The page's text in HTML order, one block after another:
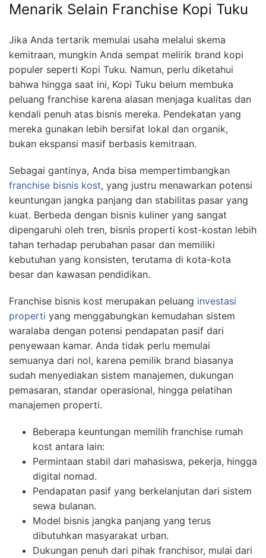
Menarik Selain Franchise Kopi Tuku
Jika Anda tertarik memulai usaha melalui skema
kemitraan, mungkin Anda sempat melirik brand kopi
populer seperti Kopi Tuku. Namun, perlu diketahui
bahwa hingga saat ini, Kopi Tuku belum membuka
peluang franchise karena alasan menjaga kualitas dan
kendali penuh atas bisnis mereka. Pendekatan yang
mereka gunakan lebih bersifat lokal dan organik,
bukan ekspansi masif berbasis kemitraan.
Sebagai gantinya, Anda bisa mempertimbangkan
franchise bisnis kost, yang justru menawarkan potensi
keuntungan jangka panjang dan stabilitas pasar yang
kuat. Berbeda dengan bisnis kuliner yang sangat
dipengaruhi oleh tren, bisnis properti kost-kostan lebih
tahan terhadap perubahan pasar dan memiliki
kebutuhan yang konsisten, terutama di kota-kota
besar dan kawasan pendidikan.
Franchise bisnis kost merupakan peluang investasi
properti yang menggabungkan kemudahan sistem
waralaba dengan potensi pendapatan pasif dari
penyewaan kamar. Anda tidak perlu memulai
semuanya dari nol, karena pemilik brand biasanya
sudah menyediakan sistem manajemen, dukungan
pemasaran, standar operasional, hingga pelatihan
manajemen properti.
Beberapa keuntungan memilih franchise rumah
kost antara lain:
Permintaan stabil dari mahasiswa, pekerja, hingga
digital nomad.
Pendapatan pasif yang berkelanjutan dari sistem
sewa bulanan.
Model bisnis jangka panjang yang terus
dibutuhkan masyarakat urban.
Dukungan penuh dari pihak franchisor, mulai dari